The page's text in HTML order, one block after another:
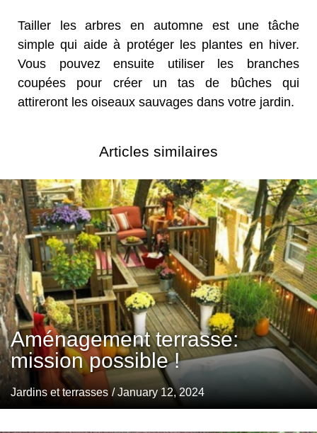
Tailler les arbres en automne est une tâche
simple qui aide à protéger les plantes en hiver.
Vous pouvez ensuite utiliser les branches
coupées pour créer un tas de bûches qui
attireront les oiseaux sauvages dans votre jardin.
Articles similaires
Aménagement terrasse:
mission possible !
Jardins et terrasses / January 12, 2024